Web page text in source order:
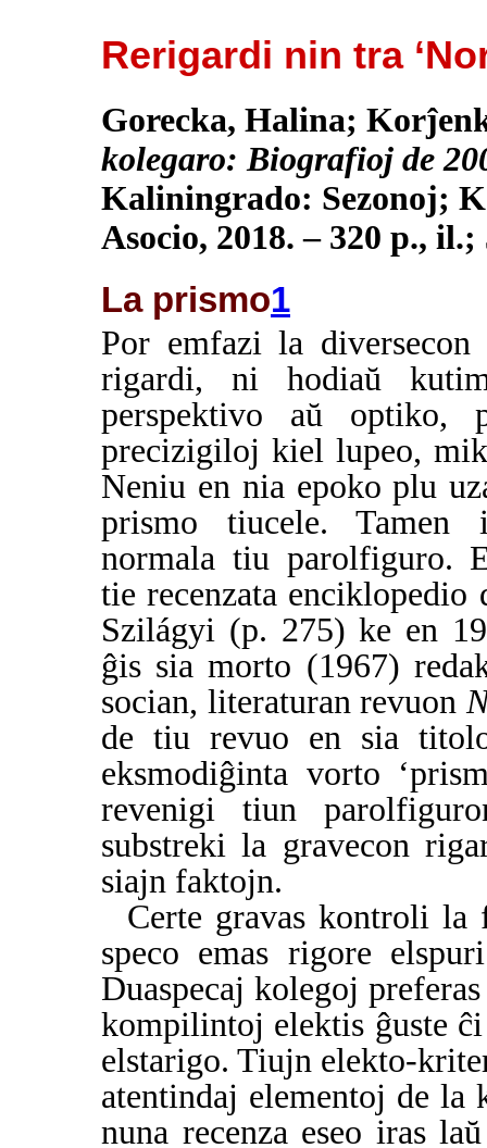
Rerigardi nin tra
Gorecka, Halina;
kolegaro: Biografioj de
Kaliningrado: Sezonoj;
Asocio, 2018. – 320 p.,
La prismo1
Por emfazi la
rigardi, ni hodiaŭ
perspektivo aŭ optiko,
precizigiloj kiel lupeo,
Neniu en nia epoko plu
prismo tiucele. Tamen
normala tiu parolfiguro.
tie recenzata enciklopedio
Szilágyi (p. 275) ke en
ĝis sia morto (1967)
socian, literaturan revuon
de tiu revuo en sia
eksmodiĝinta vorto
revenigi tiun
substreki la gravecon
siajn faktojn.
Certe gravas kontroli la
speco emas rigore
Duaspecaj kolegoj
kompilintoj elektis ĝuste
elstarigo. Tiujn elekto-
atentindaj elementoj de la
nuna recenza eseo iras